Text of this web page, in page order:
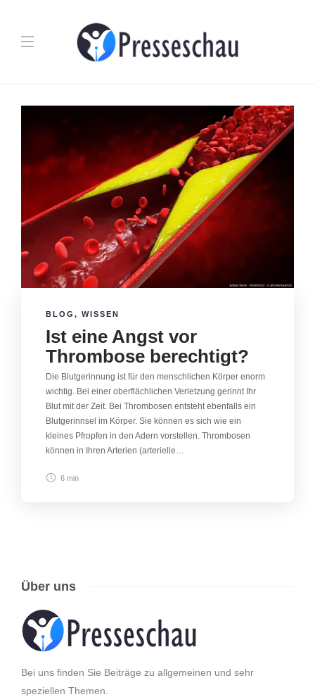
BLOG , WISSEN
Ist eine Angst vor
Thrombose berechtigt?
Die Blutgerinnung ist für den menschlichen Körper enorm
wichtig. Bei einer oberflächlichen Verletzung gerinnt Ihr
Blut mit der Zeit. Bei Thrombosen entsteht ebenfalls ein
Blutgerinnsel im Körper. Sie können es sich wie ein
kleines Pfropfen in den Adern vorstellen. Thrombosen
können in Ihren Arterien (arterielle…
6 min
Über uns
Bei uns finden Sie Beiträge zu allgemeinen und sehr
speziellen Themen.